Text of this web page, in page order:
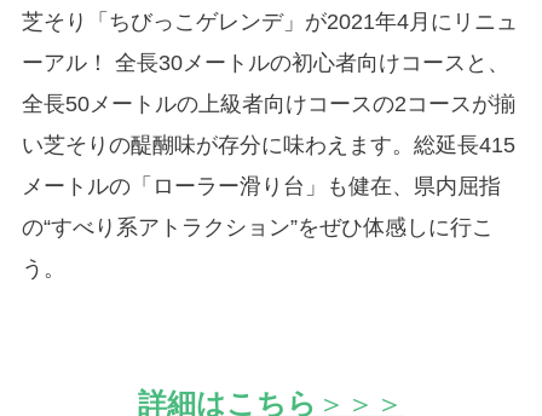
芝そり「ちびっこゲレンデ」が2021年4月にリニュ
ーアル！ 全長30メートルの初心者向けコースと、
全長50メートルの上級者向けコースの2コースが揃
い芝そりの醍醐味が存分に味わえます。総延長415
メートルの「ローラー滑り台」も健在、県内屈指
の“すべり系アトラクション”をぜひ体感しに行こ
う。
詳細はこちら ＞＞＞